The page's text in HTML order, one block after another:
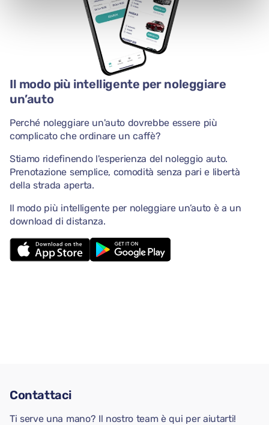
Il modo più intelligente per noleggiare
un’auto
Perché noleggiare un'auto dovrebbe essere più
complicato che ordinare un caffè?
Stiamo ridefinendo l'esperienza del noleggio auto.
Prenotazione semplice, comodità senza pari e libertà
della strada aperta.
Il modo più intelligente per noleggiare un’auto è a un
download di distanza.
Contattaci
Ti serve una mano? Il nostro team è qui per aiutarti!